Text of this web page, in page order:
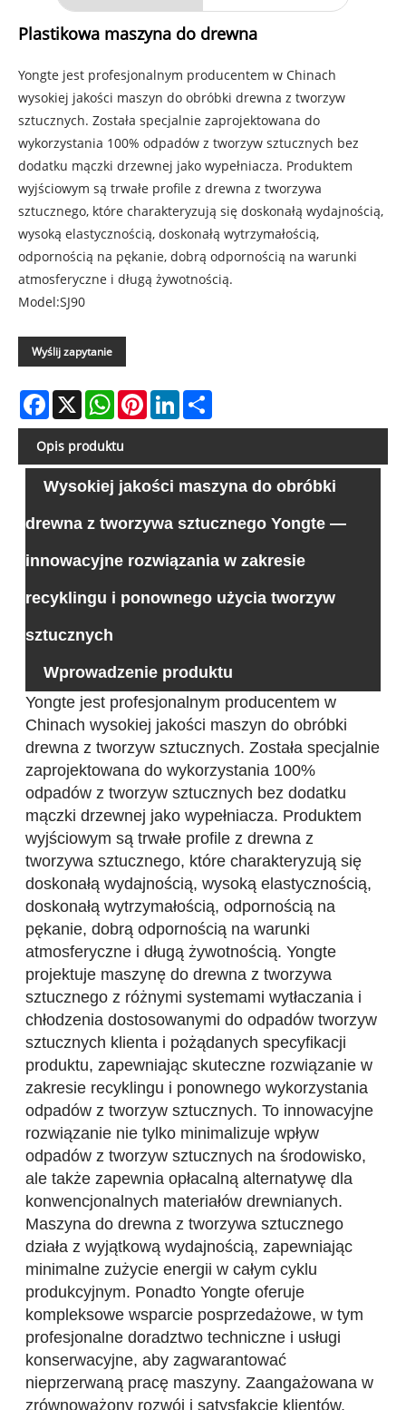
Plastikowa maszyna do drewna
Yongte jest profesjonalnym producentem w Chinach
wysokiej jakości maszyn do obróbki drewna z tworzyw
sztucznych. Została specjalnie zaprojektowana do
wykorzystania 100% odpadów z tworzyw sztucznych bez
dodatku mączki drzewnej jako wypełniacza. Produktem
wyjściowym są trwałe profile z drewna z tworzywa
sztucznego, które charakteryzują się doskonałą wydajnością,
wysoką elastycznością, doskonałą wytrzymałością,
odpornością na pękanie, dobrą odpornością na warunki
atmosferyczne i długą żywotnością.
Model:SJ90
Wyślij zapytanie
Facebook
X WhatsAppPinterestLinkedIn
Opis produktu
Wysokiej jakości maszyna do obróbki
drewna z tworzywa sztucznego Yongte —
innowacyjne rozwiązania w zakresie
recyklingu i ponownego użycia tworzyw
sztucznych
Wprowadzenie produktu
Yongte jest profesjonalnym producentem w
Chinach wysokiej jakości maszyn do obróbki
drewna z tworzyw sztucznych. Została specjalnie
zaprojektowana do wykorzystania 100%
odpadów z tworzyw sztucznych bez dodatku
mączki drzewnej jako wypełniacza. Produktem
wyjściowym są trwałe profile z drewna z
tworzywa sztucznego, które charakteryzują się
doskonałą wydajnością, wysoką elastycznością,
doskonałą wytrzymałością, odpornością na
pękanie, dobrą odpornością na warunki
atmosferyczne i długą żywotnością. Yongte
projektuje maszynę do drewna z tworzywa
sztucznego z różnymi systemami wytłaczania i
chłodzenia dostosowanymi do odpadów tworzyw
sztucznych klienta i pożądanych specyfikacji
produktu, zapewniając skuteczne rozwiązanie w
zakresie recyklingu i ponownego wykorzystania
odpadów z tworzyw sztucznych. To innowacyjne
rozwiązanie nie tylko minimalizuje wpływ
odpadów z tworzyw sztucznych na środowisko,
ale także zapewnia opłacalną alternatywę dla
konwencjonalnych materiałów drewnianych.
Maszyna do drewna z tworzywa sztucznego
działa z wyjątkową wydajnością, zapewniając
minimalne zużycie energii w całym cyklu
produkcyjnym. Ponadto Yongte oferuje
kompleksowe wsparcie posprzedażowe, w tym
profesjonalne doradztwo techniczne i usługi
konserwacyjne, aby zagwarantować
nieprzerwaną pracę maszyny. Zaangażowana w
zrównoważony rozwój i satysfakcję klientów,